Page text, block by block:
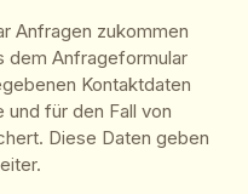
Anfragen zukommen
dem Anfrageformular
Kontaktdaten
für den Fall von
Diese Daten geben